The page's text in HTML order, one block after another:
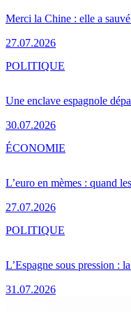
Merci la Chine : elle a
27.07.2026
Une enclave espagnole
30.07.2026
POLITIQUE
L’euro en mèmes : quand
27.07.2026
ÉCONOMIE
L’Espagne sous pression :
31.07.2026
POLITIQUE